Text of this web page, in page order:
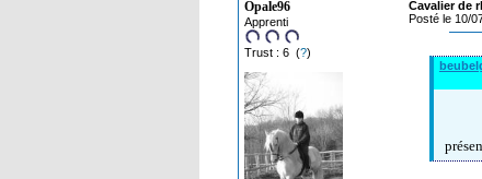
Opale96
Apprenti
Trust : 6 (?)
Cavalier de
Posté le 10/